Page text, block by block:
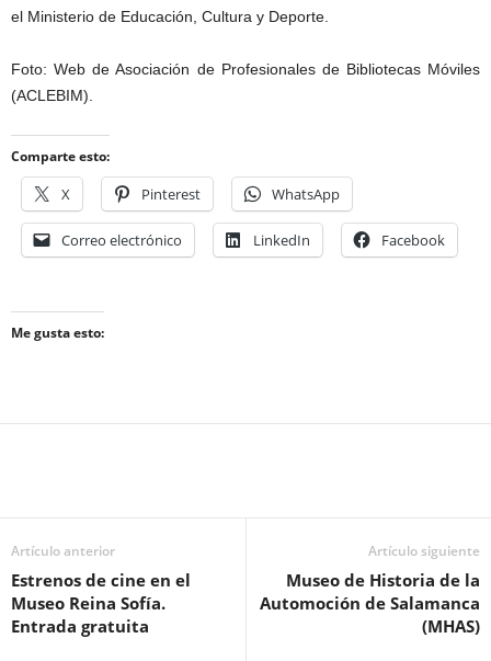
el Ministerio de Educación, Cultura y Deporte.
Foto: Web de Asociación de Profesionales de Bibliotecas Móviles
(ACLEBIM).
Comparte esto:
X Pinterest WhatsApp
Correo electrónico LinkedIn Facebook
Me gusta esto:
Artículo anterior
Estrenos de cine en el
Museo Reina Sofía.
Entrada gratuita
Artículo siguiente
Museo de Historia de la
Automoción de Salamanca
(MHAS)